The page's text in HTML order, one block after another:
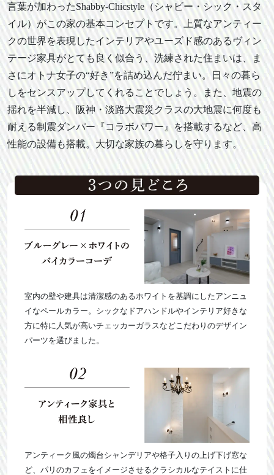
言葉が加わったShabby-Chicstyle（シャビー・シック・スタ
イル）がこの家の基本コンセプトです。上質なアンティー
クの世界を表現したインテリアやユーズド感のあるヴィン
テージ家具がとても良く似合う、洗練された住まいは、ま
さにオトナ女子の“好き”を詰め込んだ佇まい。日々の暮ら
しをセンスアップしてくれることでしょう。また、地震の
揺れを半減し、阪神・淡路大震災クラスの大地震に何度も
耐える制震ダンパー『コラボパワー』を搭載するなど、高
性能の設備も搭載。大切な家族の暮らしを守ります。
室内の壁や建具は清潔感のあるホワイトを基調にしたアンニュ
イなペールカラー。シックなドアハンドルやインテリア好きな
方に特に人気が高いチェッカーガラスなどこだわりのデザイン
パーツを選びました。
アンティーク風の燭台シャンデリアや格子入りの上げ下げ窓な
ど、パリのカフェをイメージさせるクラシカルなテイストに仕